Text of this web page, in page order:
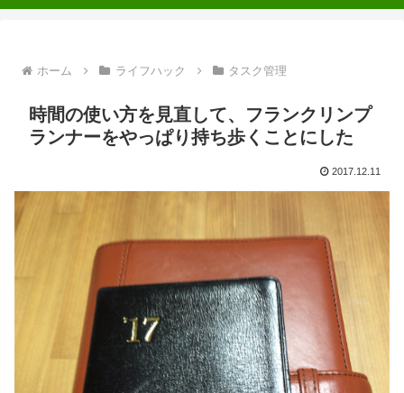
ホーム ライフハック タスク管理
時間の使い方を見直して、フランクリンプ
ランナーをやっぱり持ち歩くことにした
2017.12.11